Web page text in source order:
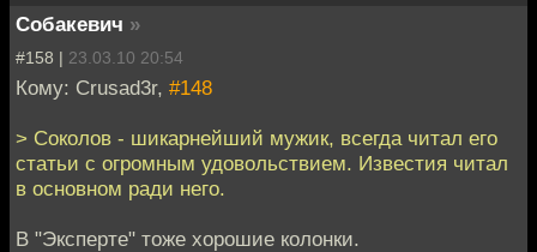
Собакевич »
#158 | 23.03.10 20:54
Кому: Crusad3r, #148
> Соколов - шикарнейший мужик, всегда читал его
статьи с огромным удовольствием. Известия читал
в основном ради него.
В "Эксперте" тоже хорошие колонки.